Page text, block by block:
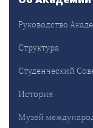
Руководство
Структура
Студенческий
История
Музей